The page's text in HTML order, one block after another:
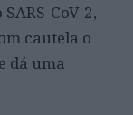
CoV-2,
cautela o
dá uma